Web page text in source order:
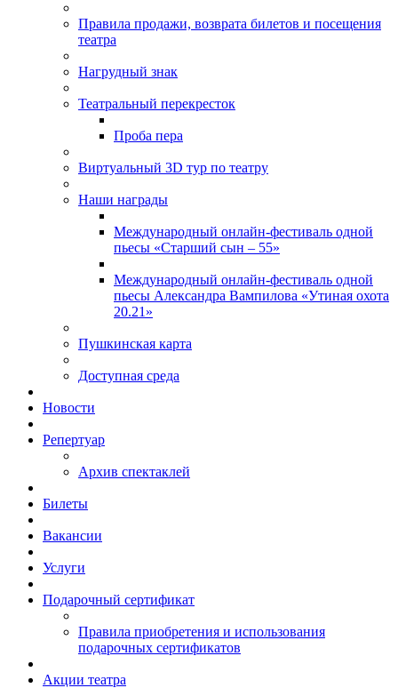
Правила продажи, возврата билетов и посещения
театра
Нагрудный знак
Театральный перекресток
Проба пера
Виртуальный 3D тур по театру
Наши награды
Международный онлайн-фестиваль одной
пьесы «Старший сын – 55»
Международный онлайн-фестиваль одной
пьесы Александра Вампилова «Утиная охота
20.21»
Пушкинская карта
Доступная среда
Новости
Репертуар
Архив спектаклей
Билеты
Вакансии
Услуги
Подарочный сертификат
Правила приобретения и использования
подарочных сертификатов
Акции театра